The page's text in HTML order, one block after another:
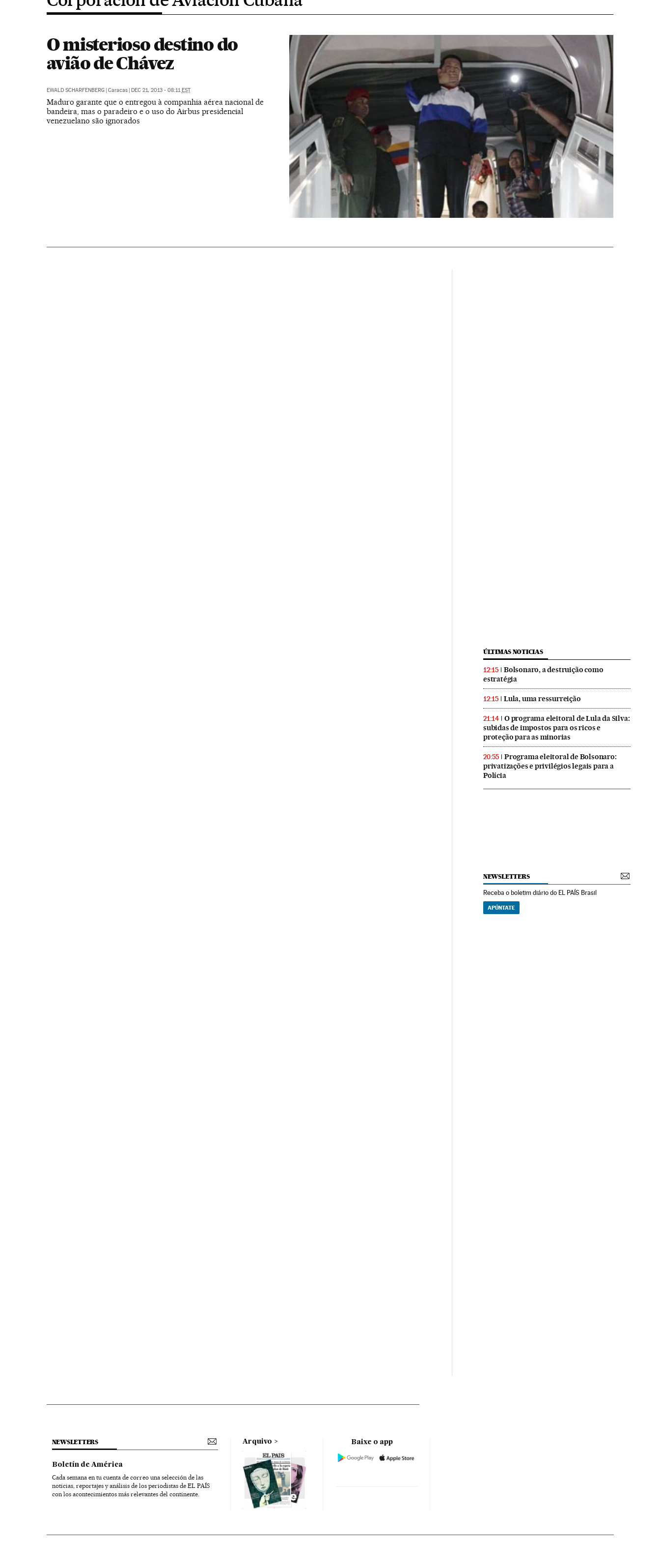
O misterioso destino do
avião de Chávez
EWALD SCHARFENBERG | Caracas | DEC 21, 2013 - 08:11EST
Maduro garante que o entregou à companhia aérea nacional de
bandeira, mas o paradeiro e o uso do Airbus presidencial
venezuelano são ignorados
ÚLTIMAS NOTICIAS
12:15
Bolsonaro, a destruição como
estratégia
12:15 Lula, uma ressurreição
21:14
O programa eleitoral de Lula da Silva:
subidas de impostos para os ricos e
proteção para as minorias
20:55
Programa eleitoral de Bolsonaro:
privatizações e privilégios legais para a
Polícia
NEWSLETTERS
Receba o boletim diário do EL PAÍS Brasil
APÚNTATE
NEWSLETTERS
Boletín de América
Cada semana en tu cuenta de correo una selección de las
noticias, reportajes y análisis de los periodistas de EL PAÍS
con los acontecimientos más relevantes del continente.
Arquivo Baixe o app